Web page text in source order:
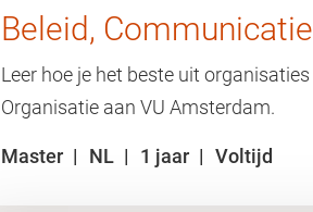
Beleid,
Leer hoe je het beste uit
Organisatie aan VU Amsterdam.
Master NL 1 jaar Voltijd